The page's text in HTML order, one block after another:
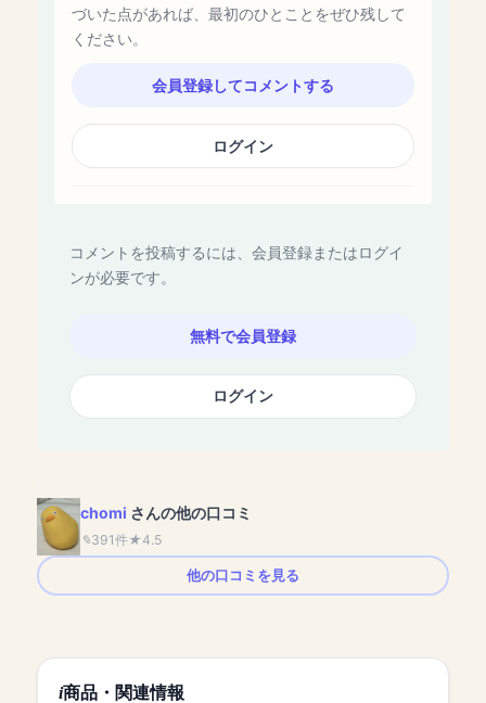
づいた点があれば、最初のひとことをぜひ残して
ください。
会員登録してコメントする
ログイン
コメントを投稿するには、会員登録またはログイ
ンが必要です。
無料で会員登録
ログイン
chomi さんの他の口コミ
391件 4.5
他の口コミを見る
商品・関連情報